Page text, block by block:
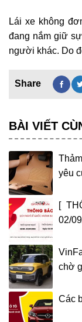
Lái xe không
đang nắm giữ
người khác. Do
BÀI VIẾT
yêu
[
02/
chờ
Các